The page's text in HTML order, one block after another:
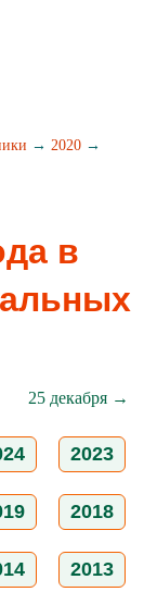
→ 2020 →
в
25 декабря →
2023
2018
2013